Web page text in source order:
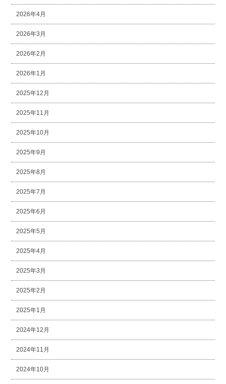
2026年4月
2026年3月
2026年2月
2026年1月
2025年12月
2025年11月
2025年10月
2025年9月
2025年8月
2025年7月
2025年6月
2025年5月
2025年4月
2025年3月
2025年2月
2025年1月
2024年12月
2024年11月
2024年10月